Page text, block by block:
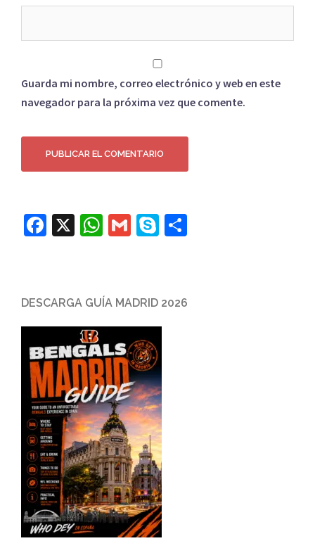
Guarda mi nombre, correo electrónico y web en este
navegador para la próxima vez que comente.
Facebook
X WhatsApp
Gmail
Skype
DESCARGA GUÍA MADRID 2026